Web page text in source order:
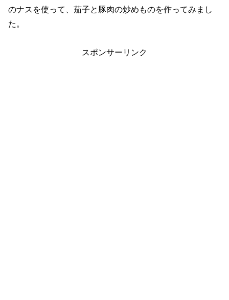
のナスを使って、茄子と豚肉の炒めものを作ってみまし
た。
スポンサーリンク